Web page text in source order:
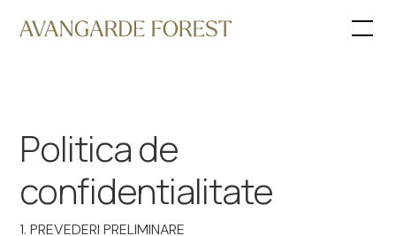
Politica de
confidentialitate
1. PREVEDERI PRELIMINARE